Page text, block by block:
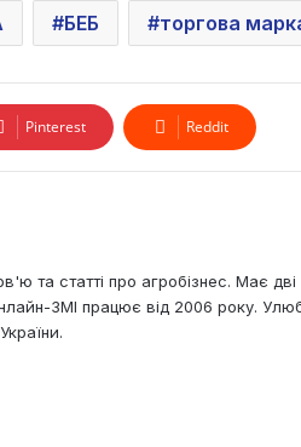
БЕБ торгова
Pinterest Reddit
та статті про агробізнес. Має дві
ЗМІ працює від 2006 року.